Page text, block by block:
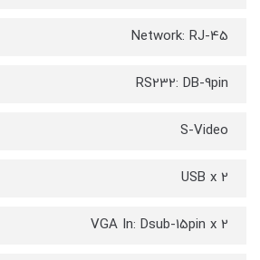
Network: RJ-45
RS232: DB-9pin
S-Video
USB x 2
VGA In: Dsub-15pin x 2